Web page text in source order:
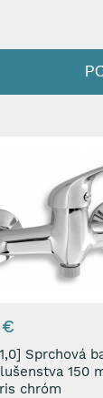
batéria
150
chróm